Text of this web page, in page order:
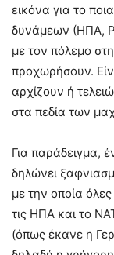
εικόνα για το
δυνάμεων (ΗΠΑ,
με τον πόλεμο
προχωρήσουν.
αρχίζουν ή
στα πεδία των
Για παράδειγμα,
δηλώνει
με την οποία
τις ΗΠΑ και το
(όπως έκανε η